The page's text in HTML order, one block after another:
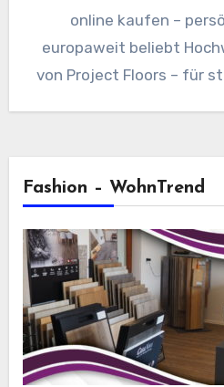
online kaufen –
europaweit beliebt
von Project Floors – für
Fashion – WohnTrend